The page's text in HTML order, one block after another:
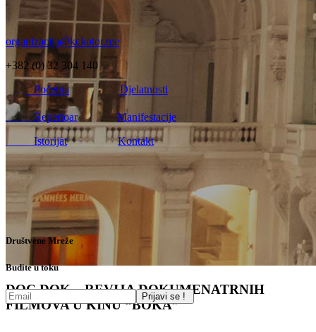
DOC DOK – REVIJA DOKUMENATRNIH
FILMOVA U KINU “BOKA”
organizacija@kckotor.me
+382 (0) 32 304 140
Početna
Djelatnosti
Repertoar
Manifestacije
Istorijat
Kontakt
Društvene Mreže
Budite u toku